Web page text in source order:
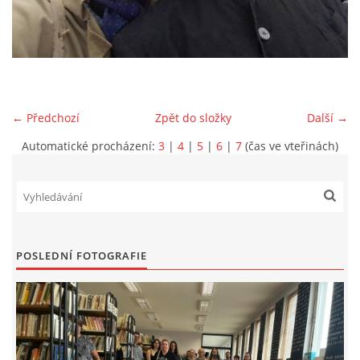
VIDEA Z DRONU
GRANTY A DOTACE
← Předchozí Další →
Zpět do složky
Automatické procházení: 3 | 4 | 5 | 6 | 7 (čas ve vteřinách)
POSLEDNÍ FOTOGRAFIE